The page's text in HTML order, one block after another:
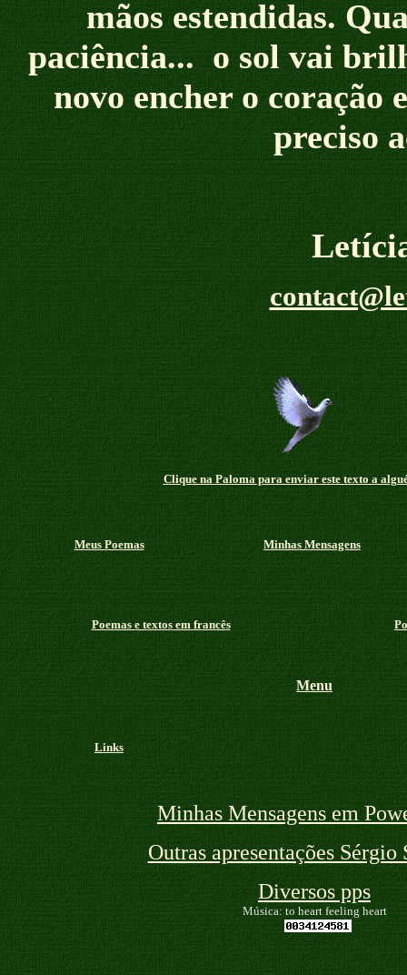
mãos estendidas.
paciência... o sol vai
novo encher o
preciso
Clique na Paloma para enviar este texto a
Meus Poemas Minhas Mensagens
Poemas e textos em francês
Menu
Links
Minhas Mensagens em
Outras apresentações
Diversos pps
Música: to heart feeling heart